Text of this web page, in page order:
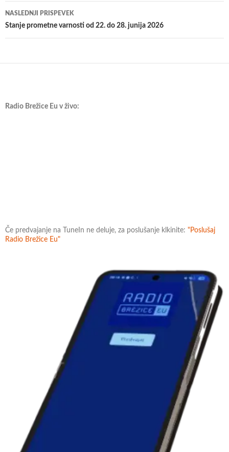
prispevkih
NASLEDNJI PRISPEVEK
Stanje prometne varnosti od 22. do 28. junija 2026
Radio Brežice Eu v živo:
Če predvajanje na TuneIn ne deluje, za poslušanje klkinite: "Poslušaj
Radio Brežice Eu"